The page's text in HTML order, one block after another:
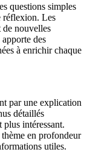
questions simples
réflexion. Les
de nouvelles
des
à enrichir chaque
par une explication
détaillés
plus intéressant.
en profondeur
utiles.